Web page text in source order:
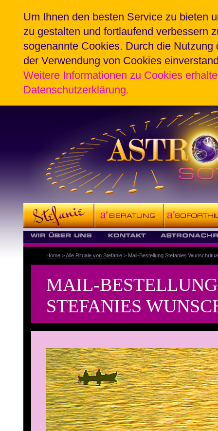
Um Ihnen den besten Service zu bieten
zu gestalten und fortlaufend verbessern
sogenannte Cookies. Durch die
der Verwendung von Cookies
Weitere Informationen zu Cookies
Datenschutzerklärung.
Home >Alle Rituale von Stefanie > Mail-Bestellung Stefanies
MAIL-BESTELLUNG
STEFANIES